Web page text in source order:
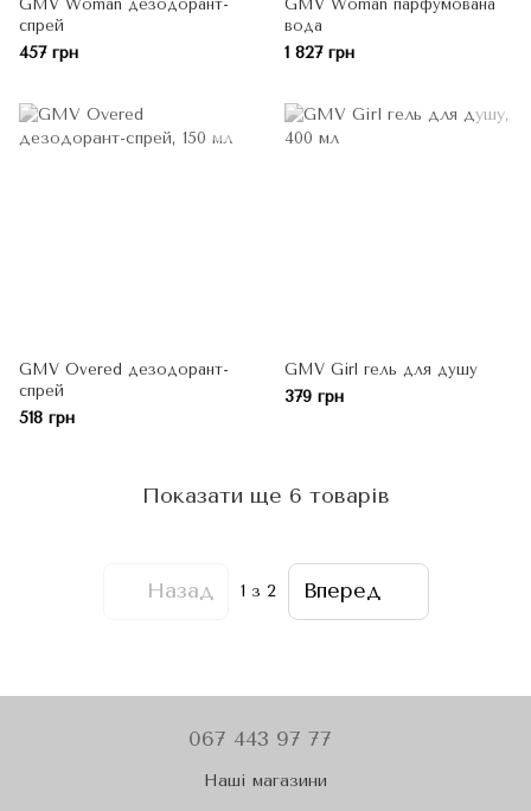
GMV Woman дезодорант-
спрей
457 грн
GMV Woman парфумована
вода
1 827 грн
GMV Overed дезодорант-
спрей
518 грн
GMV Girl гель для душу
379 грн
Показати ще 6 товарів
Назад 1 з 2 Вперед
067 443 97 77
Наші магазини